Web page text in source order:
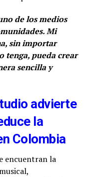
de los medios
Mi
sin importar
tenga, pueda crear
sencilla y
advierte
la
Colombia
encuentran la